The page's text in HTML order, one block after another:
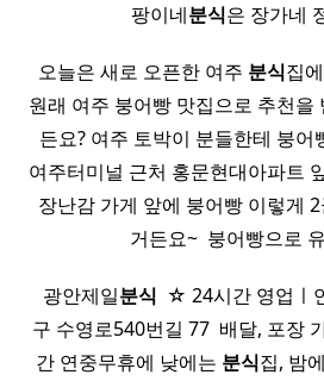
팡이네분식은 장가네
오늘은 새로 오픈한 여주 분식집
원래 여주 붕어빵 맛집으로 추천을
든요? 여주 토박이 분들한테 붕어
여주터미널 근처 홍문현대아파트
장난감 가게 앞에 붕어빵 이렇게
거든요~ ​ 붕어빵으로
​ ​ ​ 광안제일분식
☆ 24시간 영업ㅣ
구 수영로540번길 77 ​ 배달, 포장
간 연중무휴에 낮에는 분식집, 밤